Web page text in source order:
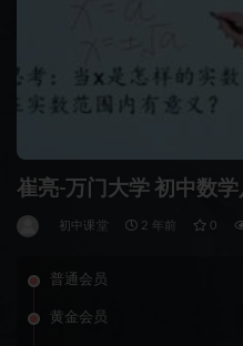
崔亮-万门大学 初中数
初中课堂 2 年前 0
普通会员
黄金会员